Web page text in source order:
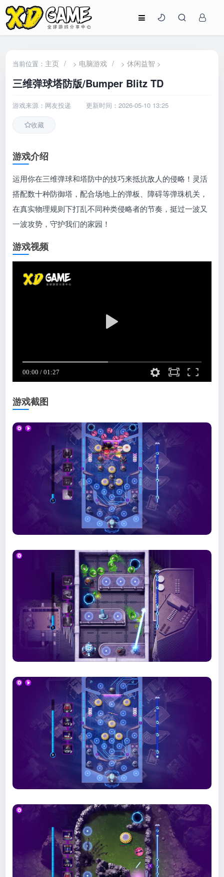
当前位置： 主页 / > 电脑游戏 / >休闲益智 >
三维弹球塔防版/Bumper Blitz TD
游戏来源：网友投递 更新时间：2026-05-10 13:25
收藏
游戏介绍
运用你在三维弹球和塔防中的技巧来抵抗敌人的侵略！灵活
搭配数十种防御塔，配合场地上的弹板、障碍等弹珠机关，
在真实物理规则下打乱不同种类侵略者的节奏，挺过一波又
一波攻势，守护我们的家园！
游戏视频
游戏截图